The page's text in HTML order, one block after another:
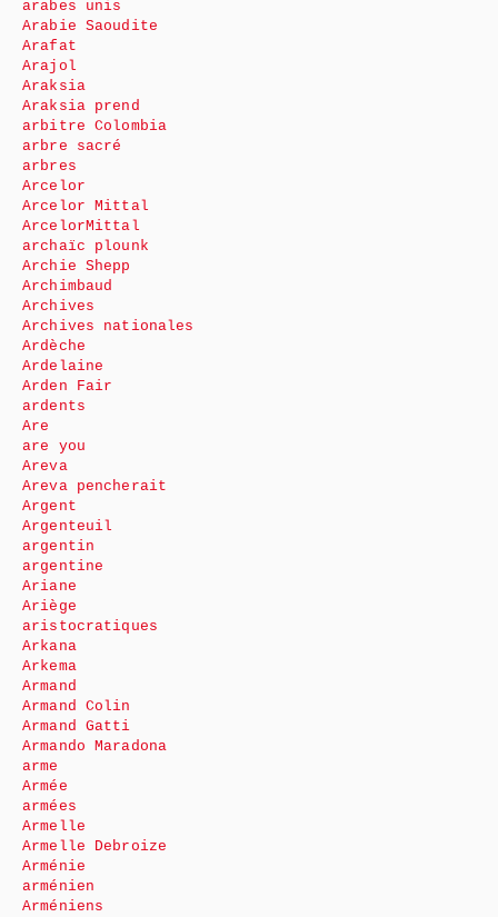
arabes unis
Arabie Saoudite
Arafat
Arajol
Araksia
Araksia prend
arbitre Colombia
arbre sacré
arbres
Arcelor
Arcelor Mittal
ArcelorMittal
archaïc plounk
Archie Shepp
Archimbaud
Archives
Archives nationales
Ardèche
Ardelaine
Arden Fair
ardents
Are
are you
Areva
Areva pencherait
Argent
Argenteuil
argentin
argentine
Ariane
Ariège
aristocratiques
Arkana
Arkema
Armand
Armand Colin
Armand Gatti
Armando Maradona
arme
Armée
armées
Armelle
Armelle Debroize
Arménie
arménien
Arméniens